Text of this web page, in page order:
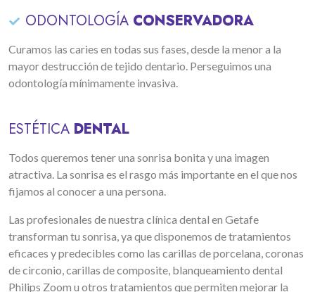
ODONTOLOGÍA CONSERVADORA
Curamos las caries en todas sus fases, desde la menor a la
mayor destrucción de tejido dentario. Perseguimos una
odontología mínimamente invasiva.
ESTÉTICA DENTAL
Todos queremos tener una sonrisa bonita y una imagen
atractiva. La sonrisa es el rasgo más importante en el que nos
fijamos al conocer a una persona.
Las profesionales de nuestra clínica dental en Getafe
transforman tu sonrisa, ya que disponemos de tratamientos
eficaces y predecibles como las carillas de porcelana, coronas
de circonio, carillas de composite, blanqueamiento dental
Philips Zoom u otros tratamientos que permiten mejorar la